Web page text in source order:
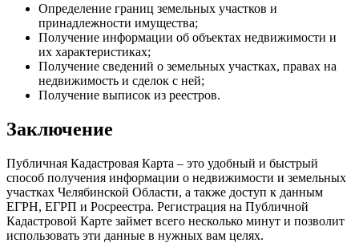
Определение границ земельных участков и
принадлежности имущества;
Получение информации об объектах недвижимости и
их характеристиках;
Получение сведений о земельных участках, правах на
недвижимость и сделок с ней;
Получение выписок из реестров.
Заключение
Публичная Кадастровая Карта – это удобный и быстрый
способ получения информации о недвижимости и земельных
участках Челябинской Области, а также доступ к данным
ЕГРН, ЕГРП и Росреестра. Регистрация на Публичной
Кадастровой Карте займет всего несколько минут и позволит
использовать эти данные в нужных вам целях.